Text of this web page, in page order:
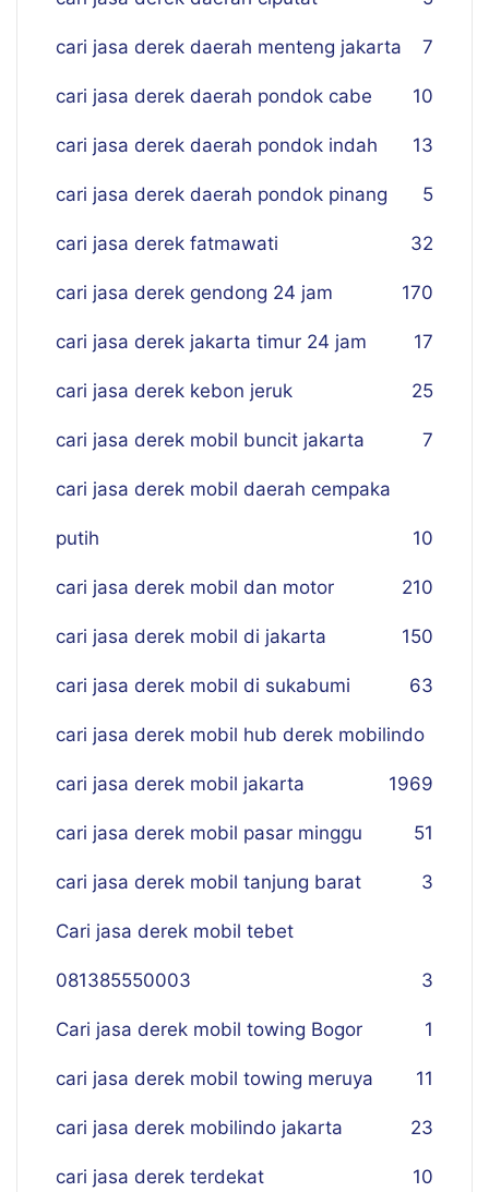
cari jasa derek daerah menteng jakarta 7
cari jasa derek daerah pondok cabe 10
cari jasa derek daerah pondok indah 13
cari jasa derek daerah pondok pinang 5
cari jasa derek fatmawati 32
cari jasa derek gendong 24 jam 170
cari jasa derek jakarta timur 24 jam 17
cari jasa derek kebon jeruk 25
cari jasa derek mobil buncit jakarta 7
cari jasa derek mobil daerah cempaka
putih 10
cari jasa derek mobil dan motor 210
cari jasa derek mobil di jakarta 150
cari jasa derek mobil di sukabumi 63
cari jasa derek mobil hub derek mobilindo
69
cari jasa derek mobil jakarta 19
cari jasa derek mobil pasar minggu 51
cari jasa derek mobil tanjung barat 3
Cari jasa derek mobil tebet
081385550003 3
Cari jasa derek mobil towing Bogor 1
cari jasa derek mobil towing meruya 11
cari jasa derek mobilindo jakarta 23
cari jasa derek terdekat 10